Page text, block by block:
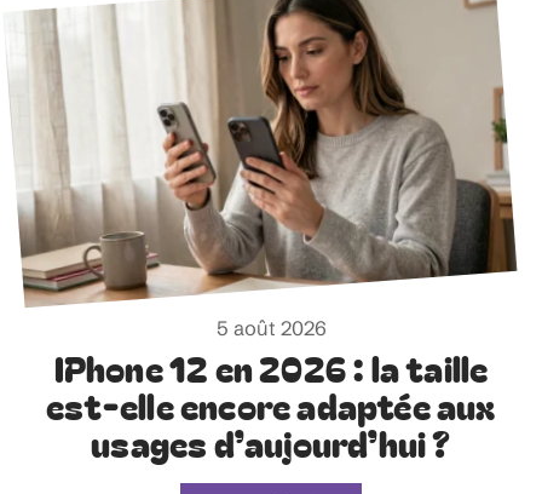
5 août 2026
IPhone 12 en 2026 : la taille
est-elle encore adaptée aux
usages d’aujourd’hui ?